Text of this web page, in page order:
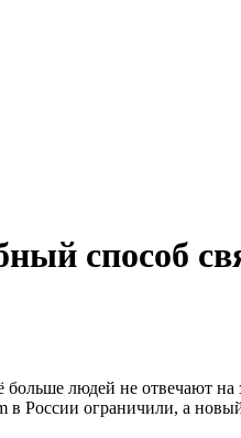
способ
больше людей не отвечают
России ограничили, а